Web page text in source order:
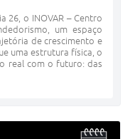
26, o INOVAR – Centro
um espaço
de crescimento e
uma estrutura física, o
real com o futuro: das